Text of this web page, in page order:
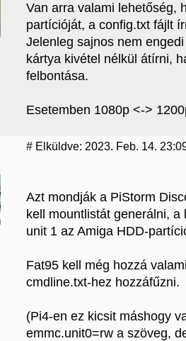
Van arra valami lehetőség,
partícióját, a config.txt fájlt
Jelenleg sajnos nem
kártya kivétel nélkül átírni,
felbontása.
Esetemben 1080p <->
# Elküldve: 2023. Feb. 14.
Azt mondják a PiStorm
kell mountlistát generálni,
unit 1 az Amiga HDD-
Fat95 kell még hozzá
cmdline.txt-hez hozzáfűzni.
(Pi4-en ez kicsit máshogy
emmc.unit0=rw a szöveg,